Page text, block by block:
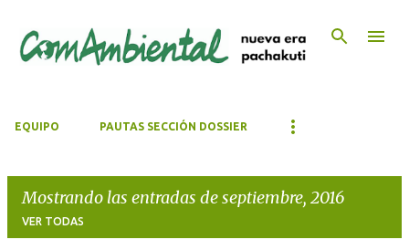
EQUIPO PAUTAS SECCIÓN DOSSIER
Mostrando las entradas de septiembre, 2016
VER TODAS